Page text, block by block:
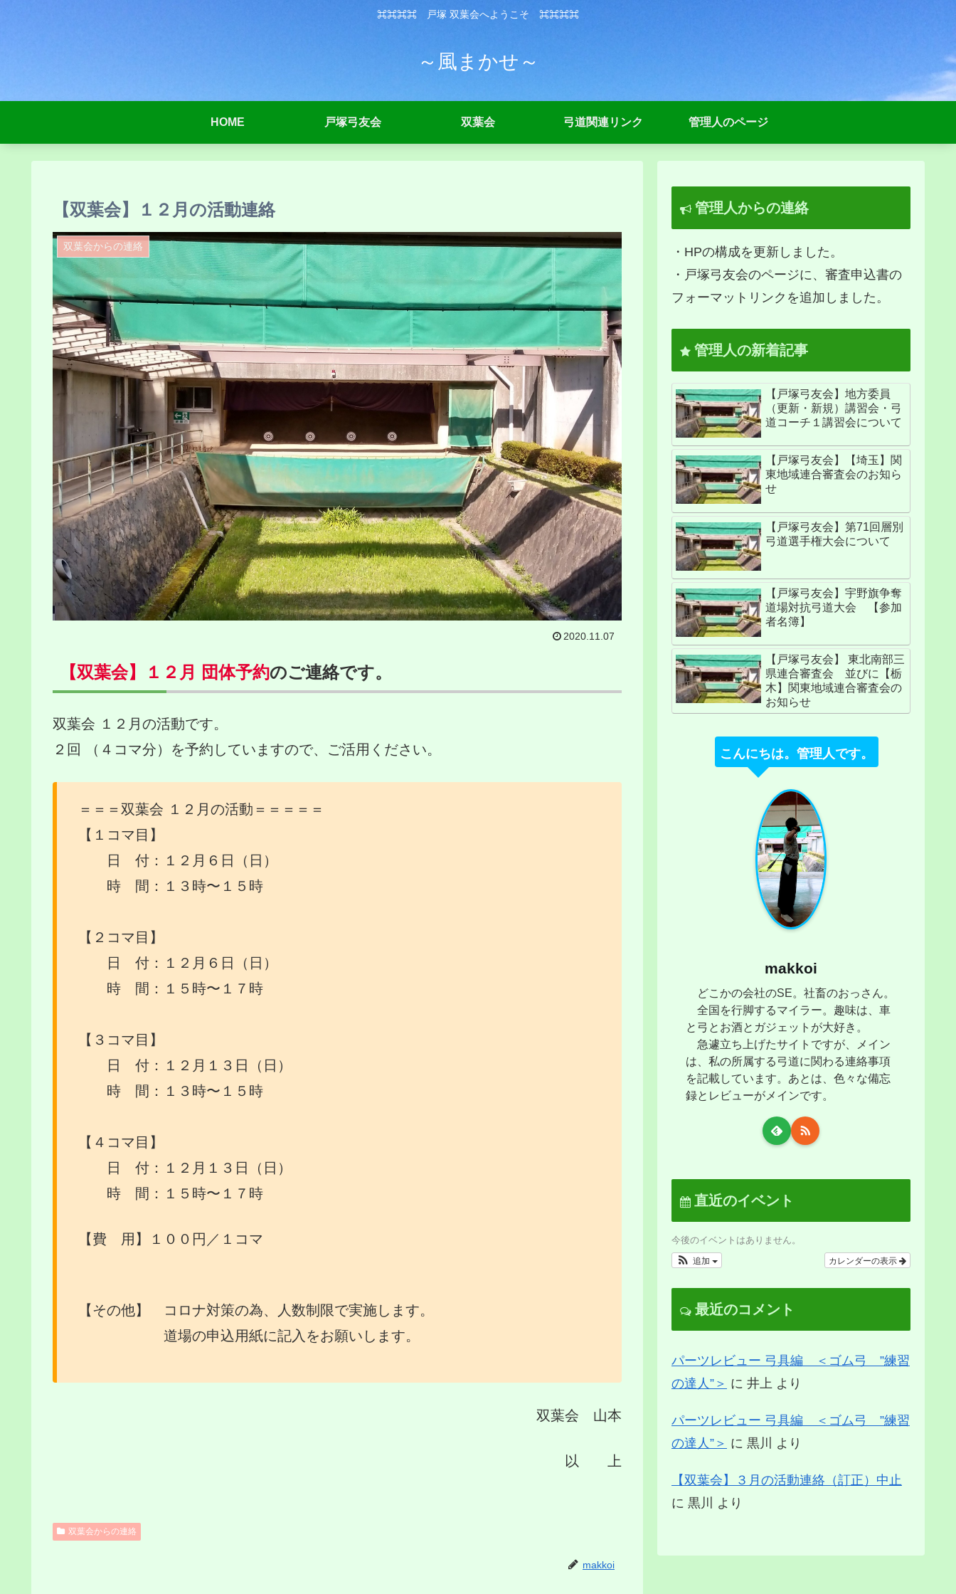
⌘⌘⌘⌘ 戸塚 双葉会へようこそ ⌘⌘⌘⌘
～風まかせ～
HOME 戸塚弓友会 双葉会 弓道関連リンク 管理人のページ
【双葉会】１２月の活動連絡
双葉会からの連絡
2020.11.07
【双葉会】１２月 団体予約のご連絡です。
双葉会 １２月の活動です。
２回 （４コマ分）を予約していますので、ご活用ください。
＝＝＝双葉会 １２月の活動＝＝＝＝＝
【１コマ目】
日 付：１２月６日（日）
時 間：１３時〜１５時
【２コマ目】
日 付：１２月６日（日）
時 間：１５時〜１７時
【３コマ目】
日 付：１２月１３日（日）
時 間：１３時〜１５時
【４コマ目】
日 付：１２月１３日（日）
時 間：１５時〜１７時
【費 用】１００円／１コマ
【その他】 コロナ対策の為、人数制限で実施します。
道場の申込用紙に記入をお願いします。
双葉会 山本
以 上
双葉会からの連絡
makkoi
管理人からの連絡
・HPの構成を更新しました。
・戸塚弓友会のページに、審査申込書の
フォーマットリンクを追加しました。
管理人の新着記事
【戸塚弓友会】地方委員
（更新・新規）講習会・弓
道コーチ１講習会について
【戸塚弓友会】【埼玉】関
東地域連合審査会のお知ら
せ
【戸塚弓友会】第71回層別
弓道選手権大会について
【戸塚弓友会】宇野旗争奪
道場対抗弓道大会 【参加
者名簿】
【戸塚弓友会】 東北南部三
県連合審査会 並びに【栃
木】関東地域連合審査会の
お知らせ
こんにちは。管理人です。
makkoi
どこかの会社のSE。社畜のおっさん。
全国を行脚するマイラー。趣味は、車
と弓とお酒とガジェットが大好き。
急遽立ち上げたサイトですが、メイン
は、私の所属する弓道に関わる連絡事項
を記載しています。あとは、色々な備忘
録とレビューがメインです。
直近のイベント
今後のイベントはありません。
カレンダーの表示
追加
最近のコメント
パーツレビュー 弓具編 ＜ゴム弓 ”練習
の達人”＞ に 井上 より
パーツレビュー 弓具編 ＜ゴム弓 ”練習
の達人”＞ に 黒川 より
【双葉会】３月の活動連絡（訂正）中止
に 黒川 より